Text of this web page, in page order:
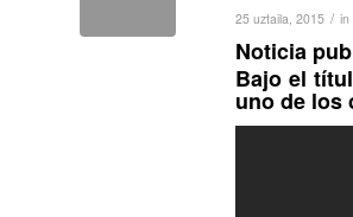
25 uztaila, 2015 / in
Noticia
Bajo el
uno de los